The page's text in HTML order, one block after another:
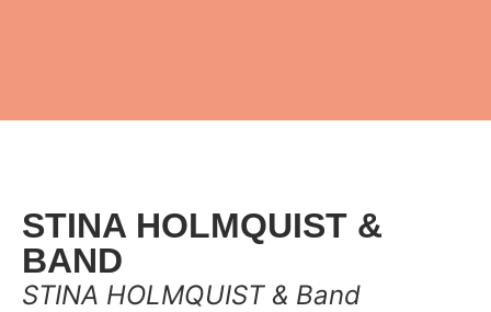
STINA HOLMQUIST &
BAND
STINA HOLMQUIST & Band